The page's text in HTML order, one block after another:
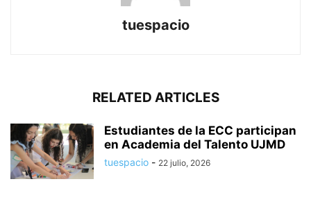
tuespacio
RELATED ARTICLES
Estudiantes de la ECC participan
en Academia del Talento UJMD
tuespacio - 22 julio, 2026